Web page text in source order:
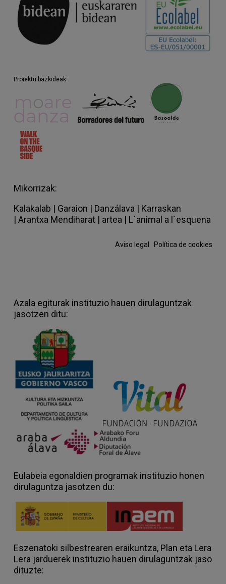
Proiektu bazkideak:
Mikorrizak:
Kalakalab | Garaion | Danzálava | Karraskan
| Arantxa Mendiharat | artea | L`animal a l`esquena
Aviso legal Política de cookies
Azala egiturak instituzio hauen dirulaguntzak
jasotzen ditu:
Eulabeia egonaldien programak instituzio honen
dirulaguntza jasotzen du:
Eszenatoki silbestrearen eraikuntza, Plan eta Lera
Lera jarduerek instituzio hauen dirulaguntzak jaso
dituzte: